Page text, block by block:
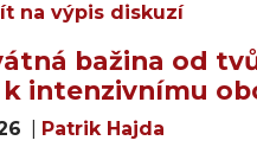
na výpis diskuzí
bažina od
intenzivnímu
Patrik Hajda